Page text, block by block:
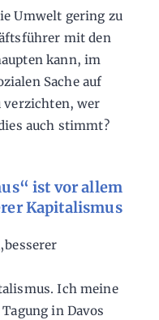
Umwelt gering zu
mit den
kann, im
Sache auf
verzichten, wer
auch stimmt?
ist vor allem
Kapitalismus
Ich meine
in Davos